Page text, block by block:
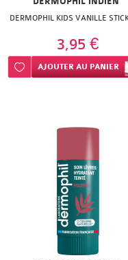
DERMOPHIL KIDS VANILLE
3,95 €
Ajouter à ma liste d’envie
AJOUTER AU PANIER